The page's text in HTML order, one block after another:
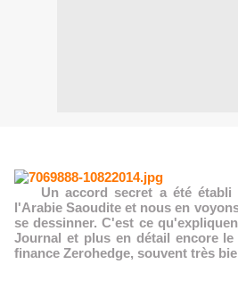
Un accord secret a été établi
l'Arabie Saoudite et nous en
se dessinner. C'est ce
Journal et plus en détail encore
finance Zerohedge, souvent très